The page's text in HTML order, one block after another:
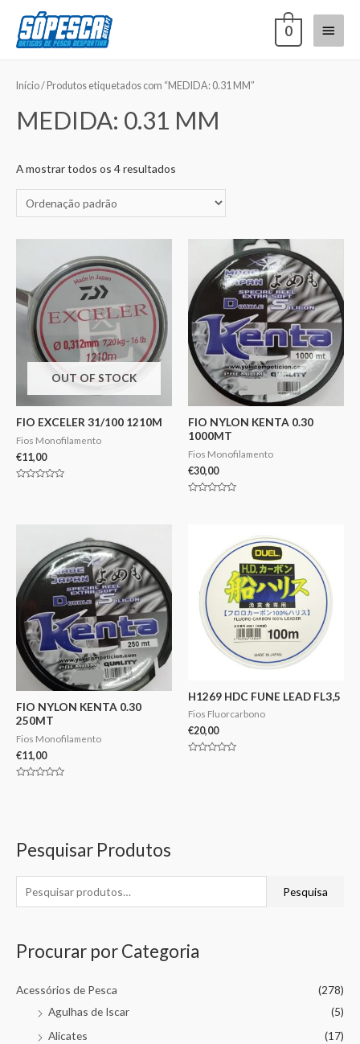
0
Pesquisar Produtos
Pesquisa
Procurar por Categoria
Acessórios de Pesca
(278)
Agulhas de Iscar
(5)
Alicates
(17)
Início/ Produtos etiquetados com “MEDIDA: 0.31 MM”
MEDIDA: 0.31 MM
A mostrar todos os 4 resultados
OUT OF STOCK
FIO EXCELER 31/100 1210M
Fios Monofilamento
€11,00
FIO NYLON KENTA 0.30
1000MT
Fios Monofilamento
€30,00
FIO NYLON KENTA 0.30
250MT
Fios Monofilamento
€11,00
H1269 HDC FUNE LEAD FL3,5
Fios Fluorcarbono
€20,00